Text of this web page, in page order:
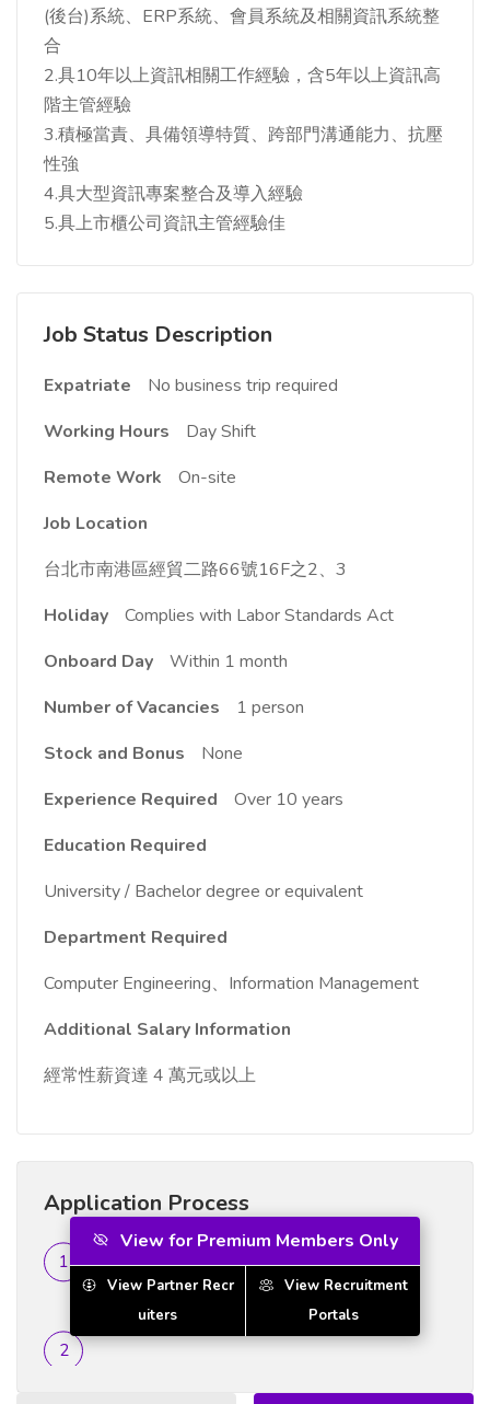
(後台)系統、ERP系統、會員系統及相關資訊系統整
合
2.具10年以上資訊相關工作經驗，含5年以上資訊高
階主管經驗
3.積極當責、具備領導特質、跨部門溝通能力、抗壓
性強
4.具大型資訊專案整合及導入經驗
5.具上市櫃公司資訊主管經驗佳
Job Status Description
Expatriate
No business trip required
Working Hours
Day Shift
Remote Work
On-site
Job Location
台北市南港區經貿二路66號16F之2、3
Holiday
Complies with Labor Standards Act
Onboard Day
Within 1 month
Number of Vacancies
1 person
Stock and Bonus
None
Experience Required
Over 10 years
Education Required
University / Bachelor degree or equivalent
Department Required
Computer Engineering、Information Management
Additional Salary Information
經常性薪資達 4 萬元或以上
Application Process
Resume Screening
...
View for Premium Members Only
View Partner Recr
uiters
View Recruitment
Portals